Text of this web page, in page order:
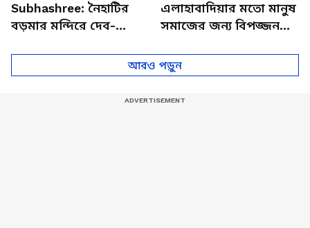
Subhashree: নৈহাটির
বড়মার মন্দিরে দেব-
এলাহাবাদিয়ার মতো মানুষ
সমাজের জন্য বিপজ্জনক :
আরও পড়ুন